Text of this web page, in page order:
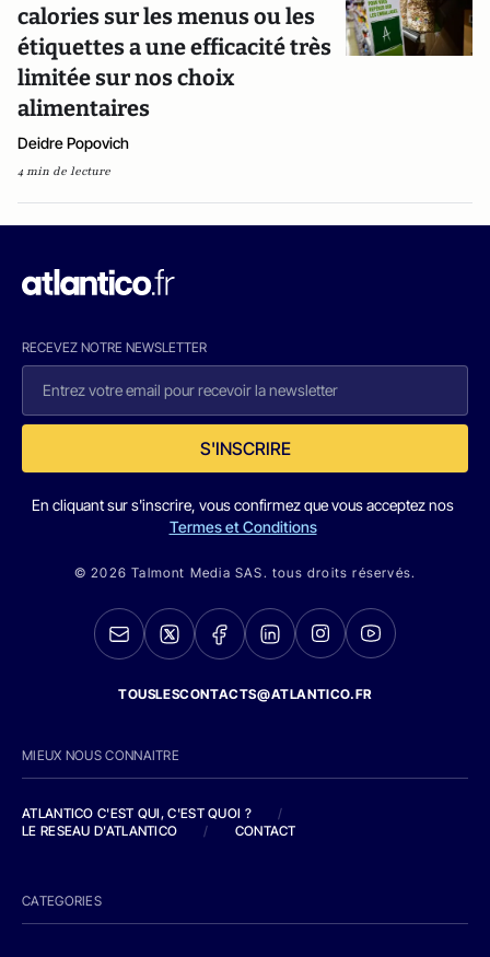
calories sur les menus ou les
étiquettes a une efficacité très
limitée sur nos choix
alimentaires
Deidre Popovich
4 min de lecture
RECEVEZ NOTRE NEWSLETTER
S'INSCRIRE
En cliquant sur s'inscrire, vous confirmez que vous acceptez nos
Termes et Conditions
© 2026 Talmont Media SAS. tous droits réservés.
TOUSLESCONTACTS@ATLANTICO.FR
MIEUX NOUS CONNAITRE
ATLANTICO C'EST QUI, C'EST QUOI ?
/
LE RESEAU D'ATLANTICO
/ CONTACT
CATEGORIES